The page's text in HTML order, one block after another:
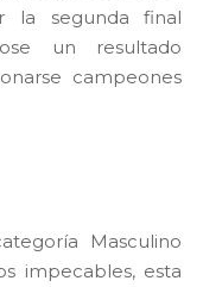
la segunda final
un resultado
campeones
Masculino
impecables, esta